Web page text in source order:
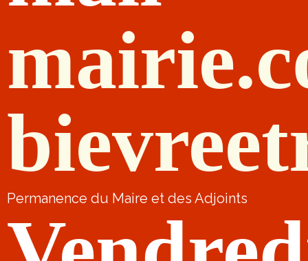
Permanence du Maire et des Adjoints